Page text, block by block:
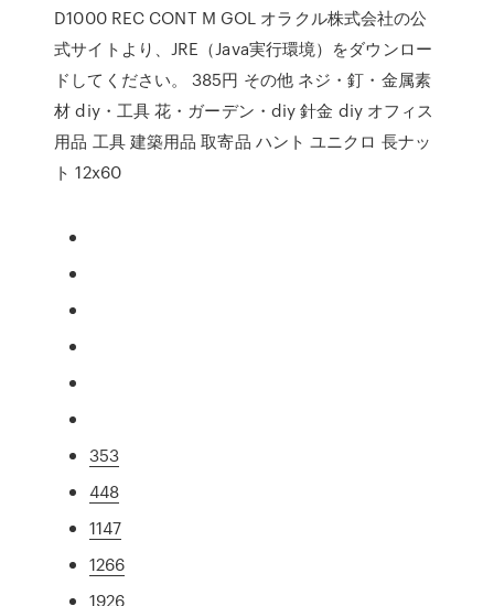
D1000 REC CONT M GOL オラクル株式会社の公
式サイトより、JRE（Java実行環境）をダウンロー
ドしてください。 385円 その他 ネジ・釘・金属素
材 diy・工具 花・ガーデン・diy 針金 diy オフィス
用品 工具 建築用品 取寄品 ハント ユニクロ 長ナッ
ト 12x60
353
448
1147
1266
1926